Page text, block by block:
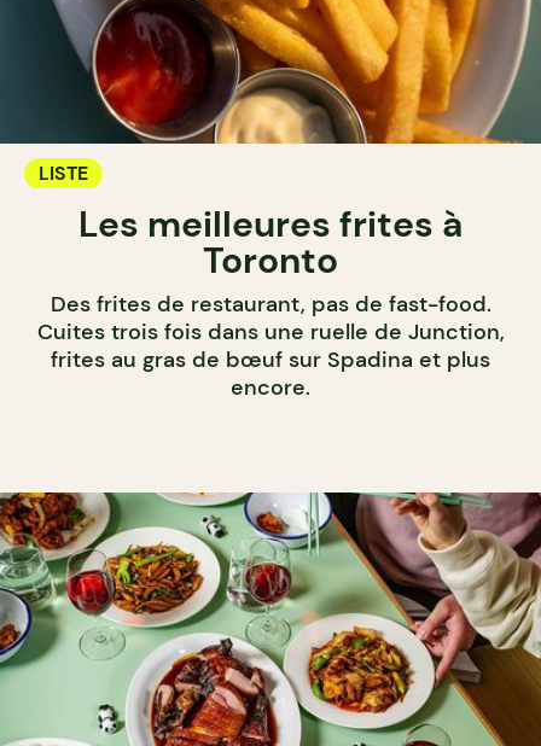
LISTE
Les meilleures frites à
Toronto
Des frites de restaurant, pas de fast-food.
Cuites trois fois dans une ruelle de Junction,
frites au gras de bœuf sur Spadina et plus
encore.